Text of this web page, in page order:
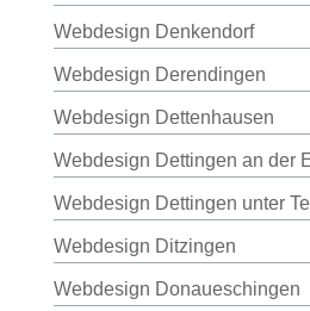
Webdesign Denkendorf
Webdesign Derendingen
Webdesign Dettenhausen
Webdesign Dettingen an der
Webdesign Dettingen unter
Webdesign Ditzingen
Webdesign Donaueschingen